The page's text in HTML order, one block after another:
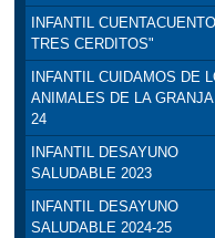
INFANTIL
TRES CERDITOS"
INFANTIL CUIDAMOS DE
ANIMALES DE LA GRANJA
24
INFANTIL DESAYUNO
SALUDABLE 2023
INFANTIL DESAYUNO
SALUDABLE 2024-25